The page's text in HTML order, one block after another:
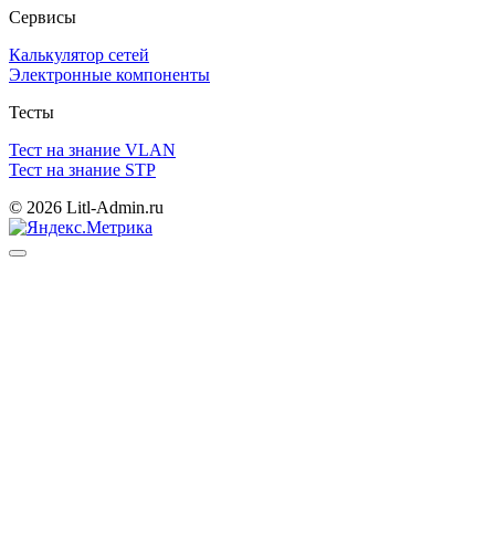
Сервисы
Калькулятор сетей
Электронные компоненты
Тесты
Тест на знание VLAN
Тест на знание STP
© 2026 Litl-Admin.ru